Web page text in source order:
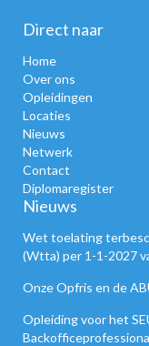
Direct naar
Home
Over ons
Opleidingen
Locaties
Nieuws
Netwerk
Contact
Diplomaregister
Nieuws
Wet toelating
(Wtta) per 1-1-2027
Onze Opfris en de
Opleiding voor het